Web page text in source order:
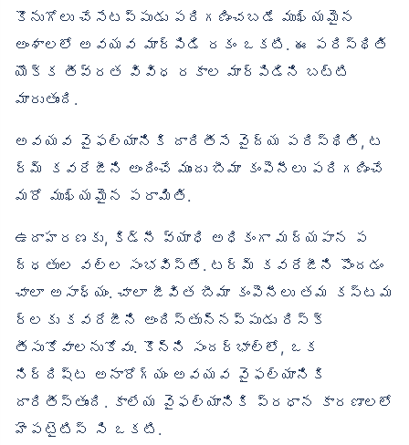
కొనుగోలు చేసేటప్పుడు పరిగణించబడే ముఖ్యమైన
అంశాలలో అవయవ మార్పిడి రకం ఒకటి. ఈ పరిస్థితి
యొక్క తీవ్రత వివిధ రకాల మార్పిడిని బట్టి
మారుతుంది.
అవయవ వైఫల్యానికి దారితీసే వైద్య పరిస్థితి, ట
ర్మ్ కవరేజీని అందించే ముందు బీమా కంపెనీలు పరిగణించే
మరో ముఖ్యమైన పరామితి.
ఉదాహరణకు, కిడ్నీ వ్యాధి అధికంగా మద్యపాన ప
ద్ధతుల వల్ల సంభవిస్తే. టర్మ్ కవరేజీని పొందడం
చాలా అసాధ్యం. చాలా జీవిత బీమా కంపెనీలు తమ కస్టమ
ర్లకు కవరేజీని అందిస్తున్నప్పుడు రిస్క్
తీసుకోవాలనుకోవు. కొన్ని సందర్భాల్లో, ఒక
నిర్దిష్ట అనారోగ్యం అవయవ వైఫల్యానికి
దారితీస్తుంది. కాలేయ వైఫల్యానికి ప్రధాన కారణాలలో
హెపటైటిస్ సి ఒకటి.